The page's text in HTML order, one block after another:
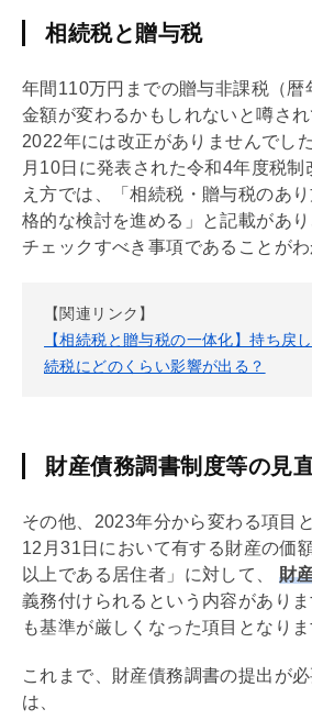
相続税と贈与税
年間110万円までの贈与非課税（暦
金額が変わるかもしれないと噂され
2022年には改正がありませんでし
月10日に発表された令和4年度税
え方では、「相続税 ・ 贈与税のあ
格的な検討を進める」と記載があ
チェックすべき事項であることがわ
【関連リンク】
【相続税と贈与税の一体化】持ち戻
続税にどのくらい影響が出る？
財産債務調書制度等の見
その他、2023年分から変わる項目
12月31日において有する財産の価
以上である居住者」に対して、 財
義務付けられるという内容があり
も基準が厳しくなった項目となりま
これまで、財産債務調書の提出が
は、